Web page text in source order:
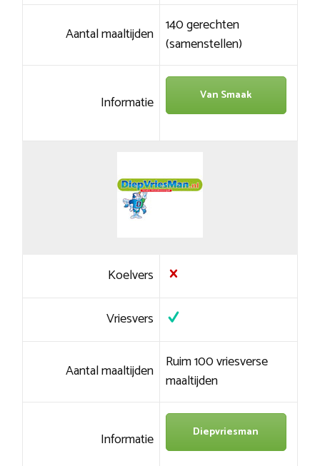
Aantal maaltijden 140 gerechten
(samenstellen)
Informatie Van Smaak
Koelvers
Vriesvers
Aantal maaltijden Ruim 100 vriesverse
maaltijden
Informatie Diepvriesman